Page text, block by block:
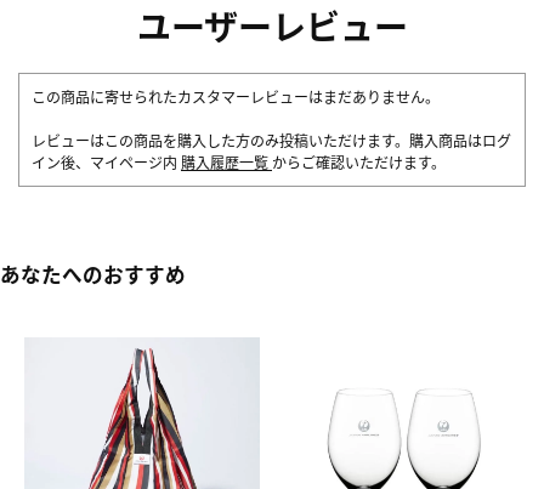
ユーザーレビュー
この商品に寄せられたカスタマーレビューはまだありません。
レビューはこの商品を購入した方のみ投稿いただけます。購入商品はログ
イン後、マイページ内 購入履歴一覧 からご確認いただけます。
あなたへのおすすめ